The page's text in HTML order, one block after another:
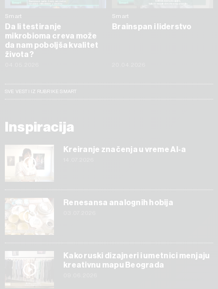
Smart
Da li testiranje
mikrobioma creva može
da nam poboljša kvalitet
života?
Smart
Brainspan i liderstvo
SVE VESTI IZ RUBRIKE SMART
Inspiracija
Kreiranje značenja u vreme AI-a
Renesansa analognih hobija
Kako ruski dizajneri i umetnici menjaju
kreativnu mapu Beograda